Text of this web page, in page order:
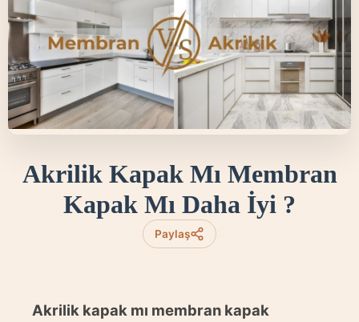
Akrilik Kapak Mı Membran
Kapak Mı Daha İyi ?
Paylaş
Akrilik kapak mı membran kapak